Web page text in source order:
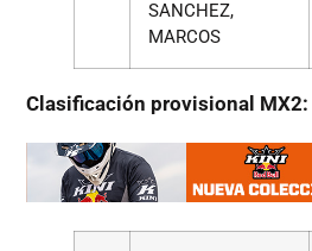
SANCHEZ,
MARCOS
Clasificación provisional MX2: